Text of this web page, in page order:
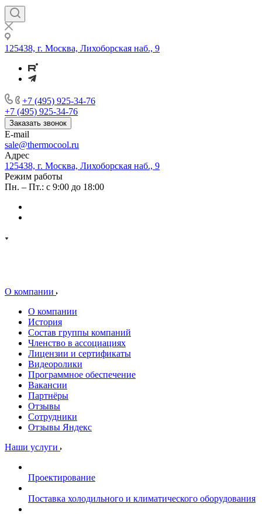
125438, г. Москва, Лихоборская наб., 9
+7 (495) 925-34-76
+7 (495) 925-34-76
Заказать звонок
E-mail
sale@thermocool.ru
Адрес
125438, г. Москва, Лихоборская наб., 9
Режим работы
Пн. – Пт.: с 9:00 до 18:00
О компании
О компании
История
Состав группы компаний
Членство в ассоциациях
Лицензии и сертификаты
Видеоролики
Программное обеспечение
Вакансии
Партнёры
Отзывы
Сотрудники
Отзывы Яндекс
Наши услуги
Проектирование
Поставка холодильного и климатического оборудования